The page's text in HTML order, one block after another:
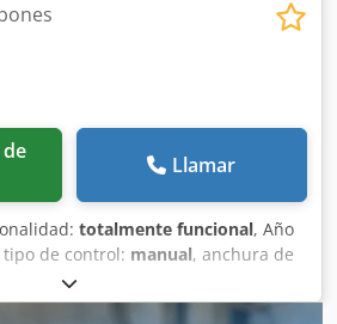
Llamar
totalmente funcional, Año
tipo de control: manual, anchura de
de la viga de plegado:
135 °, peso total:340 kg,